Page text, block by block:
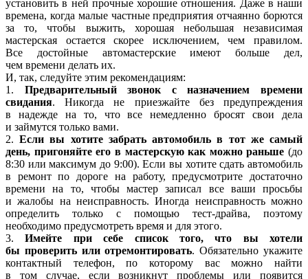
установить в ней прочные хорошие отношения. Даже в наши
времена, когда малые частные предприятия отчаянно борются
за то, чтобы выжить, хорошая небольшая независимая
мастерская остается скорее исключением, чем правилом.
Все достойные автомастерские имеют больше дел,
чем времени делать их.
И, так, следуйте этим рекомендациям:
1. Предварительный звонок с назначением времени
свидания. Никогда не приезжайте без предупреждения
в надежде на то, что все немедленно бросят свои дела
и займутся только вами.
2.Если вы хотите забрать автомобиль в тот же самый
день, пригоняйте его в мастерскую как можно раньше (до
8:30 или максимум до 9:00). Если вы хотите сдать автомобиль
в ремонт по дороге на работу, предусмотрите достаточно
времени на то, чтобы мастер записал все ваши просьбы
и жалобы на неисправность. Иногда неисправность можно
определить только с помощью тест-драйва, поэтому
необходимо предусмотреть время и для этого.
3.Имейте при себе список того, что вы хотели
бы проверить или отремонтировать. Обязательно укажите
контактный телефон, по которому вас можно найти
в том случае, если возникнут проблемы или появится